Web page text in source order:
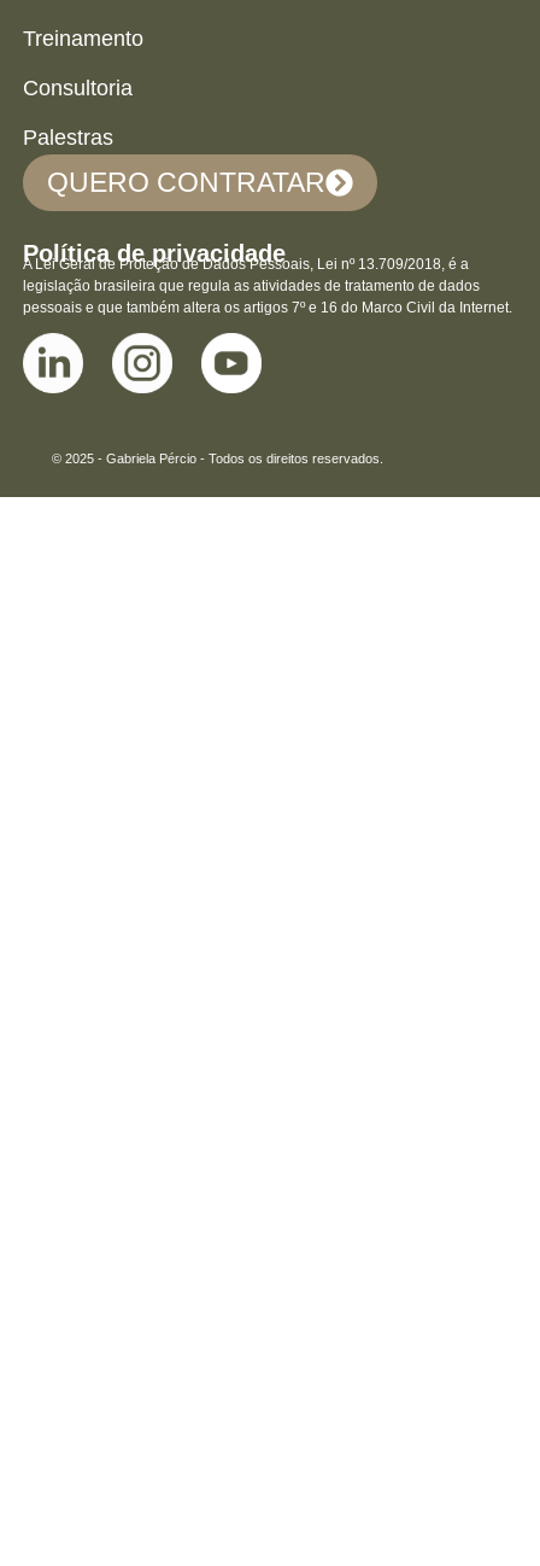
Treinamento
Consultoria
Palestras
QUERO CONTRATAR
Política de privacidade
A Lei Geral de Proteção de Dados Pessoais, Lei nº 13.709/2018, é a
legislação brasileira que regula as atividades de tratamento de dados
pessoais e que também altera os artigos 7º e 16 do Marco Civil da Internet.
© 2025 - Gabriela Pércio - Todos os direitos reservados.